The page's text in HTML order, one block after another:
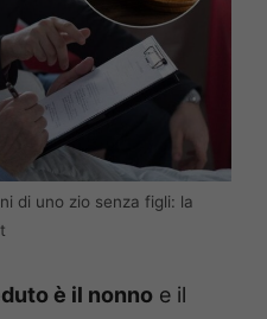
di uno zio senza figli: la
è il nonno e il